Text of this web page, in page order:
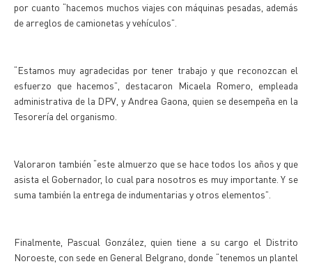
por cuanto “hacemos muchos viajes con máquinas pesadas, además
de arreglos de camionetas y vehículos”.
“Estamos muy agradecidas por tener trabajo y que reconozcan el
esfuerzo que hacemos”, destacaron Micaela Romero, empleada
administrativa de la DPV, y Andrea Gaona, quien se desempeña en la
Tesorería del organismo.
Valoraron también “este almuerzo que se hace todos los años y que
asista el Gobernador, lo cual para nosotros es muy importante. Y se
suma también la entrega de indumentarias y otros elementos”.
Finalmente, Pascual González, quien tiene a su cargo el Distrito
Noroeste, con sede en General Belgrano, donde “tenemos un plantel